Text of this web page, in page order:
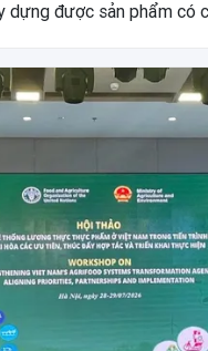
dựng được sản phẩm có